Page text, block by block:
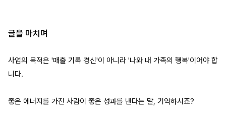
글을 마치며
사업의 목적은 '매출 기록 경신'이 아니라 '나와 내 가족의 행복'이어야 합
니다.
좋은 에너지를 가진 사람이 좋은 성과를 낸다는 말, 기억하시죠?